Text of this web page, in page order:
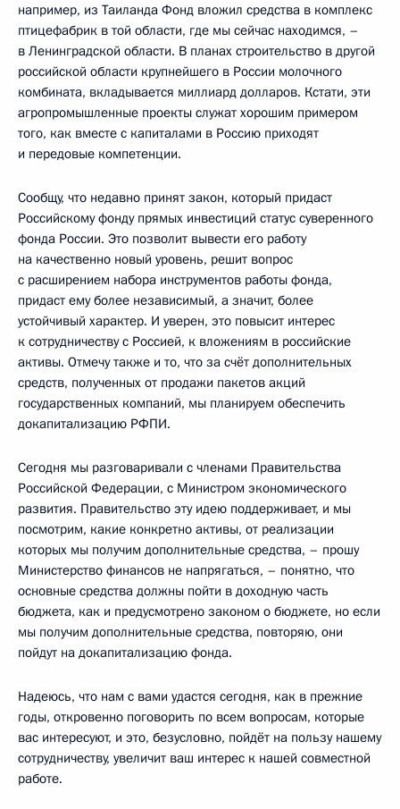
например, из Таиланда Фонд вложил средства в комплекс
птицефабрик в той области, где мы сейчас находимся, –
в Ленинградской области. В планах строительство в другой
российской области крупнейшего в России молочного
комбината, вкладывается миллиард долларов. Кстати, эти
агропромышленные проекты служат хорошим примером
того, как вместе с капиталами в Россию приходят
и передовые компетенции.
Сообщу, что недавно принят закон, который придаст
Российскому фонду прямых инвестиций статус суверенного
фонда России. Это позволит вывести его работу
на качественно новый уровень, решит вопрос
с расширением набора инструментов работы фонда,
придаст ему более независимый, а значит, более
устойчивый характер. И уверен, это повысит интерес
к сотрудничеству с Россией, к вложениям в российские
активы. Отмечу также и то, что за счёт дополнительных
средств, полученных от продажи пакетов акций
государственных компаний, мы планируем обеспечить
докапитализацию РФПИ.
Сегодня мы разговаривали с членами Правительства
Российской Федерации, с Министром экономического
развития. Правительство эту идею поддерживает, и мы
посмотрим, какие конкретно активы, от реализации
которых мы получим дополнительные средства, – прошу
Министерство финансов не напрягаться, – понятно, что
основные средства должны пойти в доходную часть
бюджета, как и предусмотрено законом о бюджете, но если
мы получим дополнительные средства, повторяю, они
пойдут на докапитализацию фонда.
Надеюсь, что нам с вами удастся сегодня, как в прежние
годы, откровенно поговорить по всем вопросам, которые
вас интересуют, и это, безусловно, пойдёт на пользу нашему
сотрудничеству, увеличит ваш интерес к нашей совместной
работе.